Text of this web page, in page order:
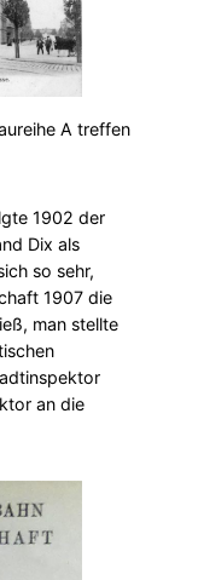
A treffen
1902 der
Dix als
so sehr,
1907 die
man stellte
an die